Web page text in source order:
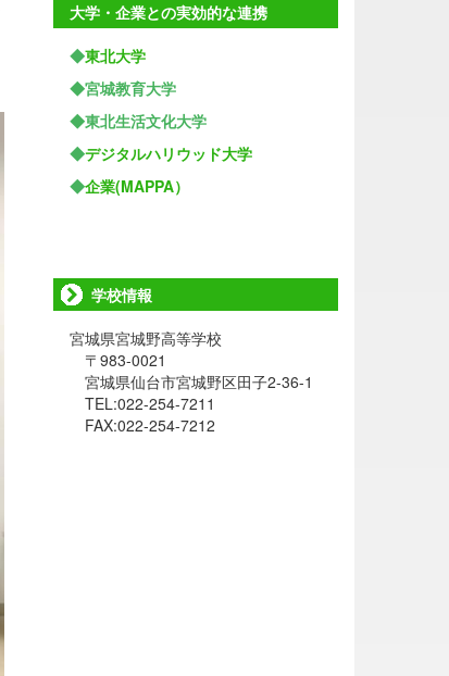
大学・企業との実効的な連携
◆東北大学
◆宮城教育大学
◆東北生活文化大学
◆デジタルハリウッド大学
◆企業(MAPPA）
学校情報
宮城県宮城野高等学校
〒983-0021
宮城県仙台市宮城野区田子2-36-1
TEL:022-254-7211
FAX:022-254-7212